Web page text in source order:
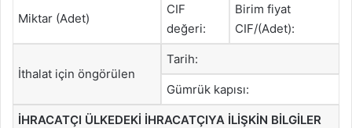
Miktar (Adet)
CIF
değeri:
Birim fiyat
CIF/(Adet):
İthalat için öngörülen
Tarih:
Gümrük kapısı:
İHRACATÇI ÜLKEDEKİ İHRACATÇIYA İLİŞKİN BİLGİLER